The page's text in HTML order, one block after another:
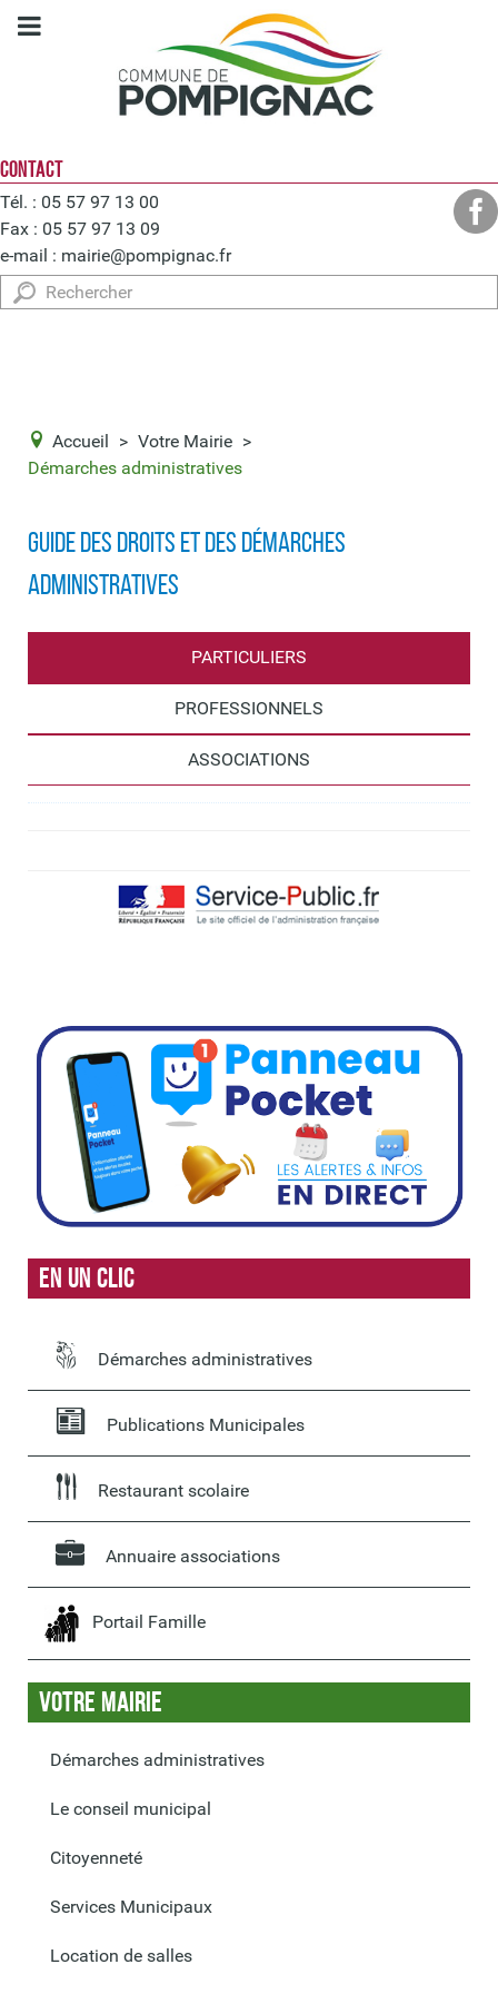
CONTACT
Tél. : 05 57 97 13 00
Fax : 05 57 97 13 09
e-mail : mairie@pompignac.fr
Rechercher
Accueil > Votre Mairie >
Démarches administratives
Guide des droits et des démarches
administratives
PARTICULIERS
PROFESSIONNELS
ASSOCIATIONS
En un clic
Démarches administratives
Publications Municipales
Restaurant scolaire
Annuaire associations
Portail Famille
Votre Mairie
Démarches administratives
Le conseil municipal
Citoyenneté
Services Municipaux
Location de salles